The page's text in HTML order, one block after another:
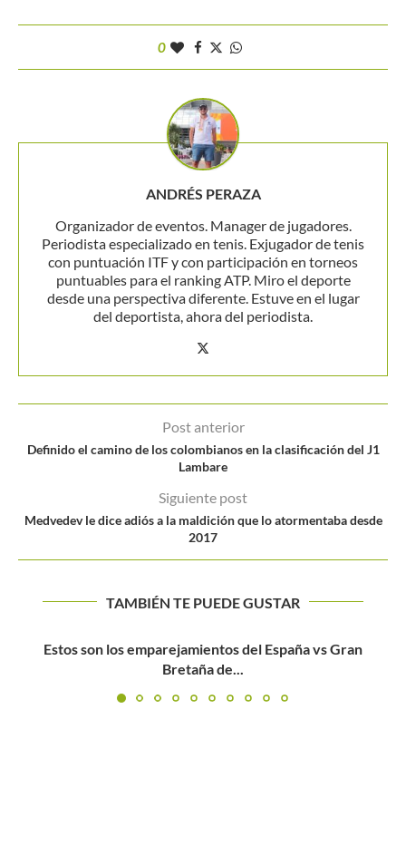
0
ANDRÉS PERAZA
Organizador de eventos. Manager de jugadores.
Periodista especializado en tenis. Exjugador de tenis
con puntuación ITF y con participación en torneos
puntuables para el ranking ATP. Miro el deporte
desde una perspectiva diferente. Estuve en el lugar
del deportista, ahora del periodista.
Post anterior
Definido el camino de los colombianos en la clasificación del J1
Lambare
Siguiente post
Medvedev le dice adiós a la maldición que lo atormentaba desde
2017
TAMBIÉN TE PUEDE GUSTAR
Derrotar a Brasil, una deuda pendiente para Colombia en
Copa...